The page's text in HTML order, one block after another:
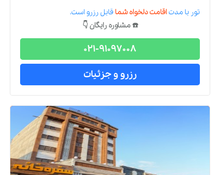
تور با مدتاقامت دلخواه شما قابل رزرو است.
☎️ مشاوره رایگان 👇
021-91097008
رزرو و جزئیات